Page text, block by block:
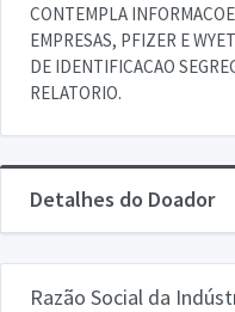
CONTEMPLA
EMPRESAS, PFIZER E
DE IDENTIFICACAO
RELATORIO.
Detalhes do Doador
Razão Social da